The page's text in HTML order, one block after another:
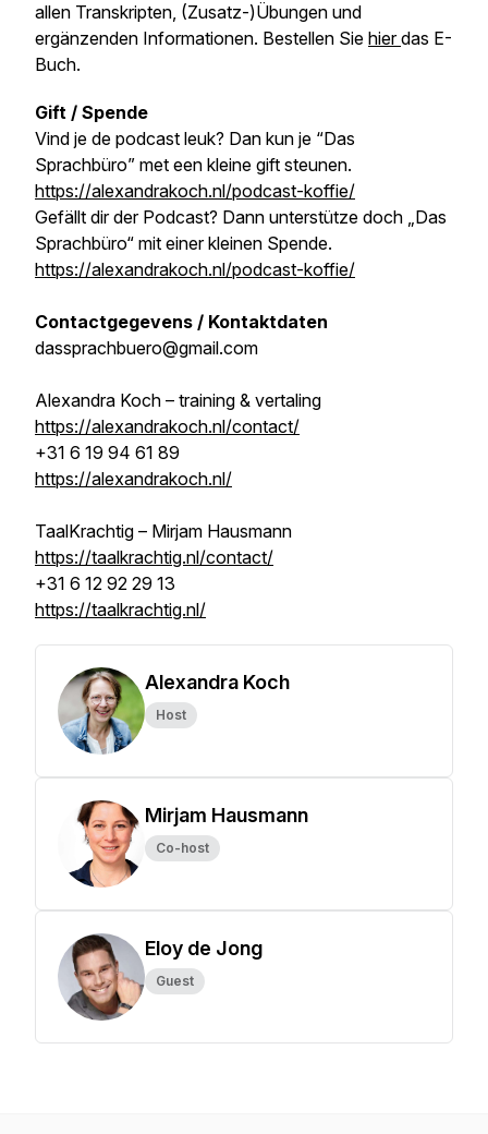
allen Transkripten, (Zusatz-)Übungen und
ergänzenden Informationen. Bestellen Sie hierdas E-
Buch.
Gift / Spende
Vind je de podcast leuk? Dan kun je “Das
Sprachbüro” met een kleine gift steunen.
https://alexandrakoch.nl/podcast-koffie/
Gefällt dir der Podcast? Dann unterstütze doch „Das
Sprachbüro“ mit einer kleinen Spende.
https://alexandrakoch.nl/podcast-koffie/
Contactgegevens / Kontaktdaten
dassprachbuero@gmail.com
Alexandra Koch – training & vertaling
https://alexandrakoch.nl/contact/
+31 6 19 94 61 89
https://alexandrakoch.nl/
TaalKrachtig – Mirjam Hausmann
https://taalkrachtig.nl/contact/
+31 6 12 92 29 13
https://taalkrachtig.nl/
Alexandra Koch
Host
Mirjam Hausmann
Co-host
Eloy de Jong
Guest